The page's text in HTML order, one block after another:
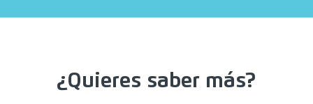
¿Quieres saber más?